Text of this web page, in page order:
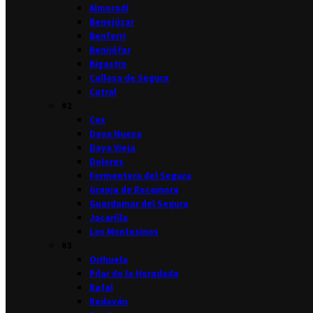
Almoradí
Benejúzar
Benferri
Benijófar
Bigastro
Callosa de Segura
Catral
Cox
Daya Nueva
Daya Vieja
Dolores
Formentera del Segura
Granja de Rocamora
Guardamar del Segura
Jacarilla
Los Montesinos
Orihuela
Pilar de la Horadada
Rafal
Redován